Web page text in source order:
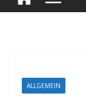
ALLGEMEIN